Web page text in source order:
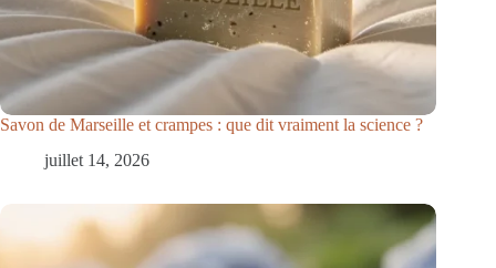
Savon de Marseille et crampes : que dit vraiment la science ?
juillet 14, 2026